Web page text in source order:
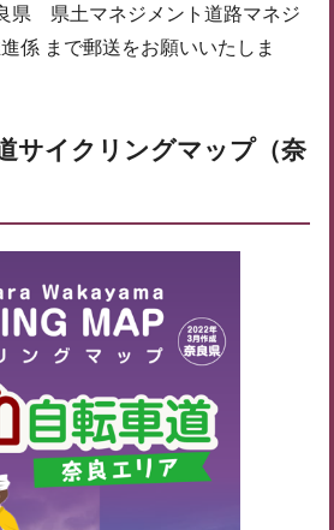
県 県土マネジメント道路マネジ
係 まで郵送をお願いいたしま
サイクリングマップ（奈